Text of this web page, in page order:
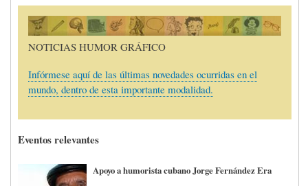
Imagen
NOTICIAS HUMOR GRÁFICO
Infórmese aquí de las últimas novedades ocurridas en el
mundo, dentro de esta importante modalidad.
Eventos relevantes
Apoyo a humorista cubano Jorge Fernández Era